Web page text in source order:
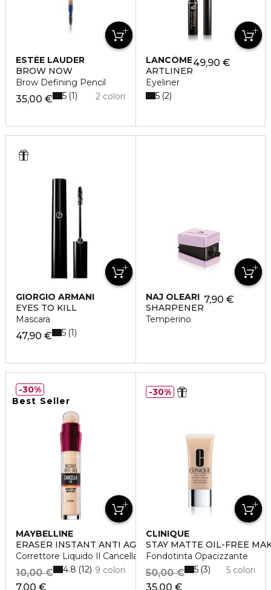
ESTÉE LAUDER
BROW NOW
Brow Defining Pencil
35,00 € 2 colori
5 1
LANCÔME
ARTLINER
Eyeliner
49,90 €
5 2
GIORGIO ARMANI
EYES TO KILL
Mascara
47,90 € 5 1
NAJ OLEARI
SHARPENER
Temperino
7,90 €
Best Seller
MAYBELLINE
ERASER INSTANT ANTI AGE
Correttore Liquido Il Cancella Età
7,00 €
10,00 € 9 colori
4.8 12
30%
CLINIQUE
STAY MATTE OIL-FREE
Fondotinta Opacizzante
35,00 €
50,00 € 5 colori
5 3
30%